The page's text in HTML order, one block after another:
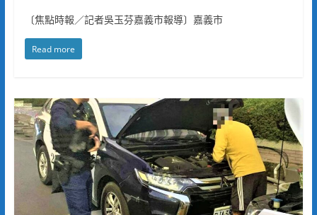
〔焦點時報／記者吳玉芬嘉義市報導〕嘉義市
Read more